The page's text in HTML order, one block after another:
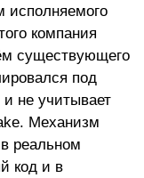
исполняемого
компания
существующего
под
не учитывает
Механизм
реальном
код и в